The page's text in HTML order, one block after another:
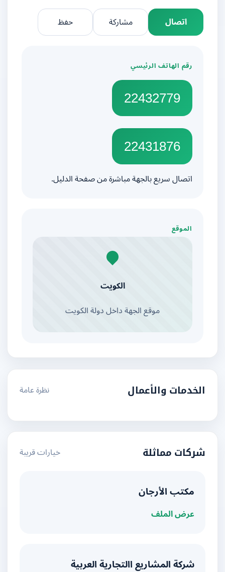
اتصال
مشاركة
رقم الهاتف الرئيسي
22432779
22431876
اتصال سريع بالجهة مباشرة من صفحة الدليل.
الموقع
الكويت
موقع الجهة داخل دولة الكويت
الخدمات والأعمال نظرة عامة
شركات مماثلة خيارات قريبة
مكتب الأرجان
عرض الملف
شركة المشاريع االتجارية العربية